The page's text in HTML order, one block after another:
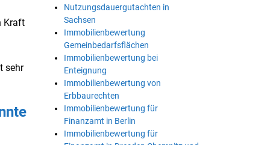
Kraft
sehr
Nutzungsdauergutachten in
Sachsen
Immobilienbewertung
Gemeinbedarfsflächen
Immobilienbewertung bei
Enteignung
Immobilienbewertung von
Erbbaurechten
Immobilienbewertung für
Finanzamt in Berlin
Immobilienbewertung für